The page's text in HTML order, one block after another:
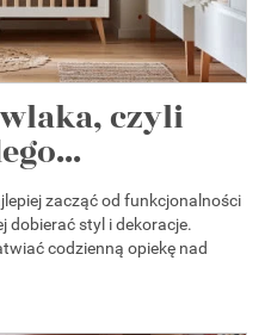
czyli
zacząć od funkcjonalności
dobierać styl i dekoracje.
codzienną opiekę nad